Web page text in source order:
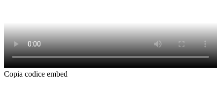
Copia codice embed